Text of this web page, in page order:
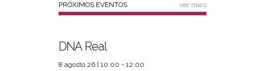
PRÓXIMOS EVENTOS ver mais
DNA Real
8 agosto 26 | 10:00 - 12:00